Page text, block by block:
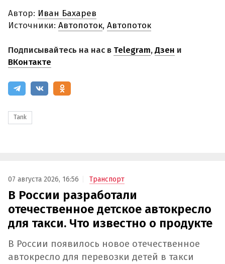
Автор: Иван Бахарев
Источники: Автопоток, Автопоток
Подписывайтесь на нас в Telegram,Дзен и
ВКонтакте
Tank
07 августа 2026, 16:56 Транспорт
В России разработали
отечественное детское автокресло
для такси. Что известно о продукте
В России появилось новое отечественное
автокресло для перевозки детей в такси